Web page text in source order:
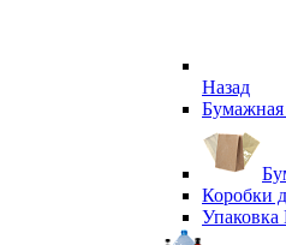
Назад
Бумажная
Коробки
Упаковка